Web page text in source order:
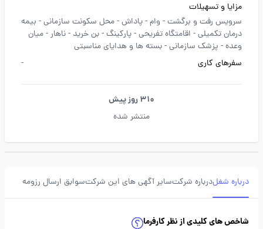
مزایا و تسهیلات
سرویس رفت و برگشت -وام -پاداش -محل سکونت سازمانی - بیمه
درمان تکمیلی - اقامتگاه تفریحی -پارکینگ -بن خرید -ناهار -میان
وعده - پزشک سازمانی -بسته ها و هدایای مناسبتی
سفرهای کاری
-
310 روز پیش
منتشر شده
درباره شغلدرباره شرکتسایر آگهی های این شرکتسوابق ارسال رزومه
شاخص های کلیدی از نظر کارفرما